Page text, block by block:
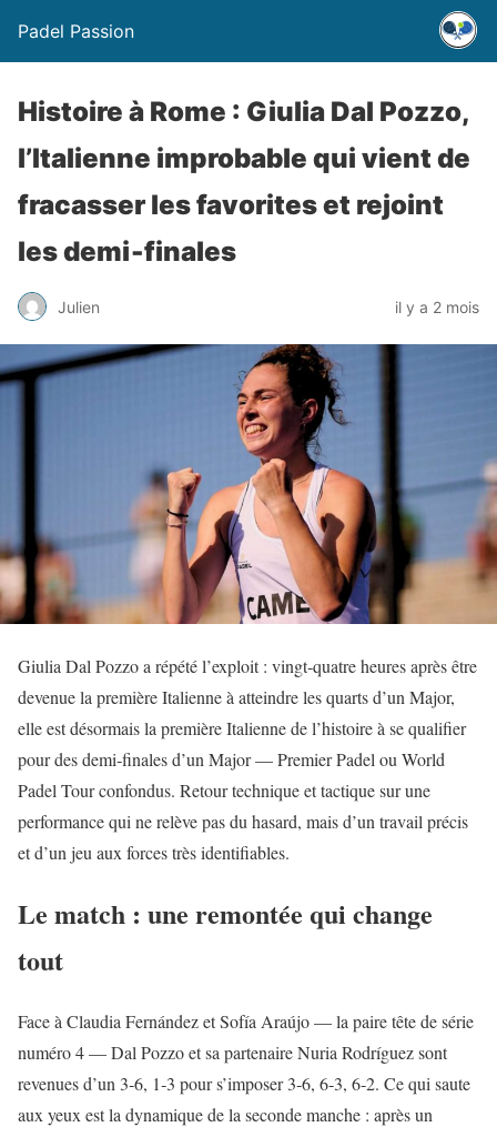
Padel Passion
Histoire à Rome : Giulia Dal Pozzo,
l’Italienne improbable qui vient de
fracasser les favorites et rejoint
les demi‑finales
Julien il y a 2 mois
Giulia Dal Pozzo a répété l’exploit : vingt‑quatre heures après être
devenue la première Italienne à atteindre les quarts d’un Major,
elle est désormais la première Italienne de l’histoire à se qualifier
pour des demi‑finales d’un Major — Premier Padel ou World
Padel Tour confondus. Retour technique et tactique sur une
performance qui ne relève pas du hasard, mais d’un travail précis
et d’un jeu aux forces très identifiables.
Le match : une remontée qui change
tout
Face à Claudia Fernández et Sofía Araújo — la paire tête de série
numéro 4 — Dal Pozzo et sa partenaire Nuria Rodríguez sont
revenues d’un 3‑6, 1‑3 pour s’imposer 3‑6, 6‑3, 6‑2. Ce qui saute
aux yeux est la dynamique de la seconde manche : après un